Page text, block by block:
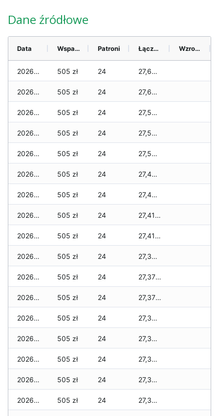
Dane źródłowe
Data Wsparcie Patroni Łącznie Wzrost (28 dni)
2026-08-08 505 zł 24 27,665 zł
2026-08-07 505 zł 24 27,650 zł
2026-08-06 505 zł 24 27,585 zł
2026-08-05 505 zł 24 27,585 zł
2026-08-04 505 zł 24 27,560 zł
2026-08-03 505 zł 24 27,455 zł
2026-08-02 505 zł 24 27,430 zł
2026-08-01 505 zł 24 27,410 zł
2026-07-31 505 zł 24 27,410 zł
2026-07-29 505 zł 24 27,390 zł
2026-07-28 505 zł 24 27,370 zł
2026-07-27 505 zł 24 27,370 zł
2026-07-26 505 zł 24 27,345 zł
2026-07-24 505 zł 24 27,330 zł
2026-07-23 505 zł 24 27,330 zł
2026-07-22 505 zł 24 27,305 zł
2026-07-21 505 zł 24 27,305 zł